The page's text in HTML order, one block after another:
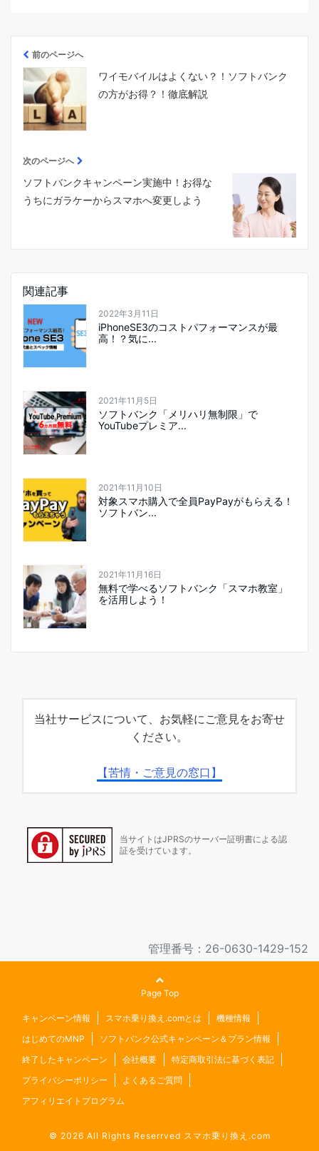
前のページへ
ワイモバイルはよくない？！ソフトバンク
の方がお得？！徹底解説
次のページへ
ソフトバンクキャンペーン実施中！お得な
うちにガラケーからスマホへ変更しよう
関連記事
2022年3月11日
iPhoneSE3のコストパフォーマンスが最
高！？気に...
2021年11月5日
ソフトバンク「メリハリ無制限」で
YouTubeプレミア...
2021年11月10日
対象スマホ購入で全員PayPayがもらえる！
ソフトバン...
2021年11月16日
無料で学べるソフトバンク「スマホ教室」
を活用しよう！
当社サービスについて、お気軽にご意見をお寄せ
ください。
【苦情・ご意見の窓口】
当サイトはJPRSのサーバー証明書による認
証を受けています。
管理番号：26-0630-1429-152
Page Top
キャンペーン情報 スマホ乗り換え.comとは
機種情報
はじめてのMNP
ソフトバンク公式キャンペーン＆プラン情報
終了したキャンペーン
会社概要
特定商取引法に基づく表記
プライバシーポリシー
よくあるご質問
アフィリエイトプログラム
© 2026 All Rights Reserrved スマホ乗り換え.com